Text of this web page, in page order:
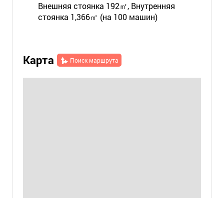
Внешняя стоянка 192㎡, Внутренняя
стоянка 1,366㎡ (на 100 машин)
Карта Поиск маршрута